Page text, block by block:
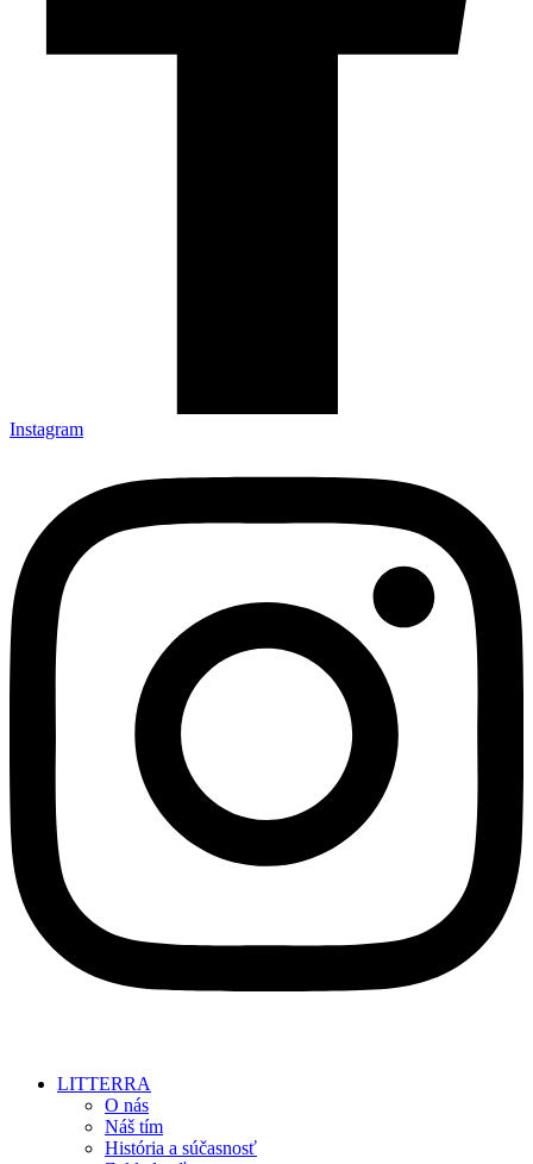
Instagram
LITTERRA
O nás
Náš tím
História a súčasnosť